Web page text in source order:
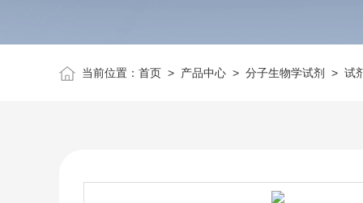
当前位置： 首页> 产品中心> 分子生物学试剂 > 试